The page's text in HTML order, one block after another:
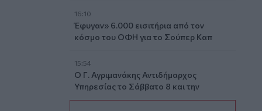
16:10
Έφυγαν» 6.000 εισιτήρια από τον
κόσμο του ΟΦΗ για το Σούπερ Καπ
15:54
Ο Γ. Αγριμανάκης Αντιδήμαρχος
Υπηρεσίας το Σάββατο 8 και την
Κυριακή 9 Αυγούστου